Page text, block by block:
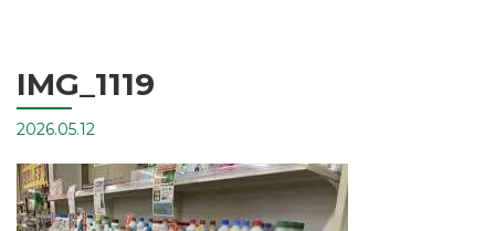
IMG_1119
2026.05.12